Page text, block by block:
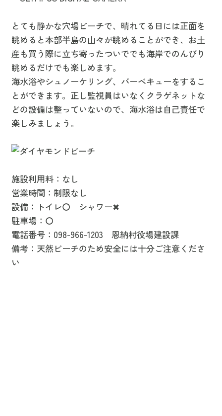
とても静かな穴場ビーチで、晴れてる日には正面を
眺めると本部半島の山々が眺めることができ、お土
産も買う際に立ち寄ったついででも海岸でのんびり
眺めるだけでも楽しめます。
海水浴やシュノーケリング、バーベキューをするこ
とができます。正し監視員はいなくクラゲネットな
どの設備は整っていないので、海水浴は自己責任で
楽しみましょう。
施設利用料：なし
営業時間：制限なし
設備：トイレ〇 シャワー✖
駐車場：〇
電話番号：098-966-1203 恩納村役場建設課
備考：天然ビーチのため安全には十分ご注意くださ
い